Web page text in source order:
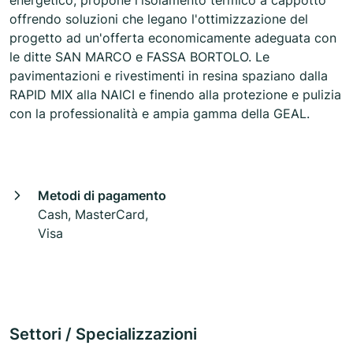
offrendo soluzioni che legano l'ottimizzazione del
progetto ad un'offerta economicamente adeguata con
le ditte SAN MARCO e FASSA BORTOLO. Le
pavimentazioni e rivestimenti in resina spaziano dalla
RAPID MIX alla NAICI e finendo alla protezione e pulizia
con la professionalità e ampia gamma della GEAL.
Metodi di pagamento
Cash, MasterCard,
Visa
Settori / Specializzazioni